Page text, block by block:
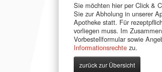
Sie möchten hier per Click &
Sie zur Abholung in unserer
Apotheke statt. Für
vorliegen muss. Im
Vorbestellformular sowie
Informationsrechte zu.
zurück zur Übersicht